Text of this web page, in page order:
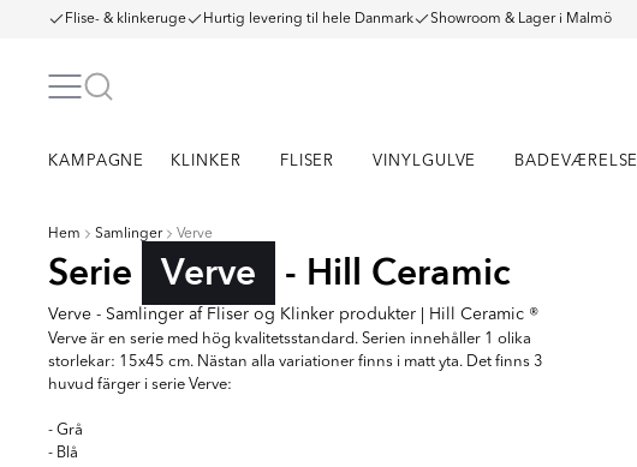
Flise- & klinkeruge Hurtig levering til hele Danmark Showroom & Lager i Malmö
KAMPAGNE KLINKER FLISER VINYLGULVE BADEVÆRELSE
Hem Samlinger Verve
Serie Verve - Hill Ceramic
Verve - Samlinger af Fliser og Klinker produkter | Hill Ceramic ®
Verve är en serie med hög kvalitetsstandard. Serien innehåller 1 olika
storlekar: 15x45 cm. Nästan alla variationer finns i matt yta. Det finns 3
huvud färger i serie Verve:
- Grå
- Blå